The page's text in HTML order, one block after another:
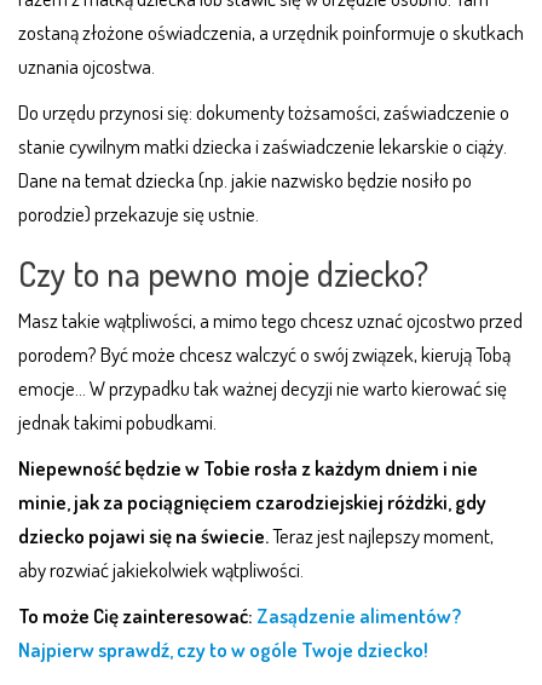
zostaną złożone oświadczenia, a urzędnik poinformuje o skutkach
uznania ojcostwa.
Do urzędu przynosi się: dokumenty tożsamości, zaświadczenie o
stanie cywilnym matki dziecka i zaświadczenie lekarskie o ciąży.
Dane na temat dziecka (np. jakie nazwisko będzie nosiło po
porodzie) przekazuje się ustnie.
Czy to na pewno moje dziecko?
Masz takie wątpliwości, a mimo tego chcesz uznać ojcostwo przed
porodem? Być może chcesz walczyć o swój związek, kierują Tobą
emocje… W przypadku tak ważnej decyzji nie warto kierować się
jednak takimi pobudkami.
Niepewność będzie w Tobie rosła z każdym dniem i nie
minie, jak za pociągnięciem czarodziejskiej różdżki, gdy
dziecko pojawi się na świecie.Teraz jest najlepszy moment,
aby rozwiać jakiekolwiek wątpliwości.
To może Cię zainteresować: Zasądzenie alimentów?
Najpierw sprawdź, czy to w ogóle Twoje dziecko!